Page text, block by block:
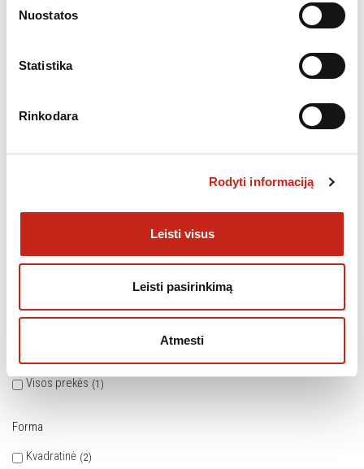
Nuostatos
Statistika
Rinkodara
Rodyti informaciją
Leisti visus
Leisti pasirinkimą
Atmesti
Atsargos
Nukainotos 1
Visos prekės 1
Forma
Kvadratinė 2